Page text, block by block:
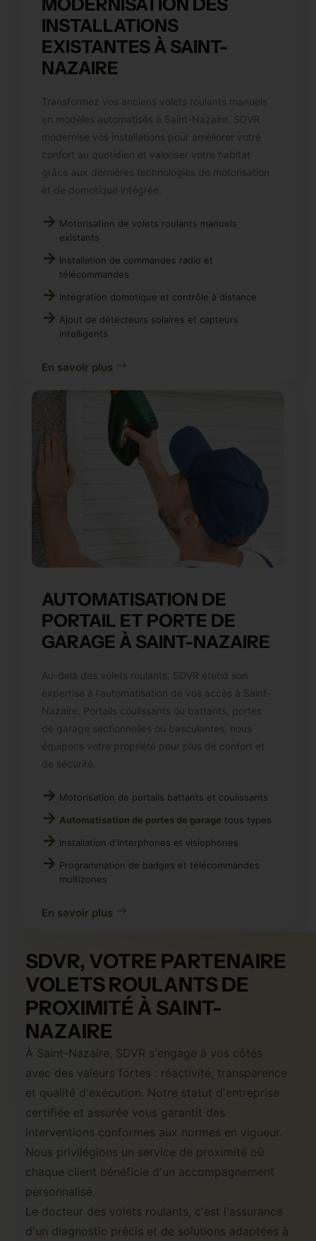
INSTALLATIONS
EXISTANTES À SAINT-
NAZAIRE
Transformez vos anciens volets roulants manuels
en modèles automatisés à Saint-Nazaire. SDVR
modernise vos installations pour améliorer votre
confort au quotidien et valoriser votre habitat
grâce aux dernières technologies de motorisation
et de domotique intégrée.
Motorisation de volets roulants manuels
existants
Installation de commandes radio et
télécommandes
Intégration domotique et contrôle à distance
Ajout de détecteurs solaires et capteurs
intelligents
En savoir plus
AUTOMATISATION DE
PORTAIL ET PORTE DE
GARAGE À SAINT-NAZAIRE
Au-delà des volets roulants, SDVR étend son
expertise à l'automatisation de vos accès à Saint-
Nazaire. Portails coulissants ou battants, portes
de garage sectionnelles ou basculantes, nous
équipons votre propriété pour plus de confort et
de sécurité.
Motorisation de portails battants et coulissants
Automatisation de portes de garage tous types
Installation d'interphones et visiophones
Programmation de badges et télécommandes
multizones
En savoir plus
SDVR, VOTRE PARTENAIRE
VOLETS ROULANTS DE
PROXIMITÉ À SAINT-
NAZAIRE
À Saint-Nazaire, SDVR s'engage à vos côtés
avec des valeurs fortes : réactivité, transparence
et qualité d'exécution. Notre statut d'entreprise
certifiée et assurée vous garantit des
interventions conformes aux normes en vigueur.
Nous privilégions un service de proximité où
chaque client bénéficie d'un accompagnement
personnalisé.
Le docteur des volets roulants, c'est l'assurance
d'un diagnostic précis et de solutions adaptées à